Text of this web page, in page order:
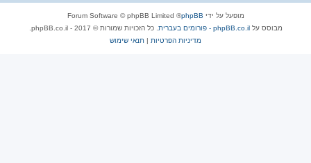
מופעל על ידי phpBB
® Forum Software © phpBB Limited
מבוסס עלphpBB.co.il - פורומים בעברית
. כל הזכויות שמורות © 2017 - phpBB.co.il.
מדיניות הפרטיות | תנאי שימוש